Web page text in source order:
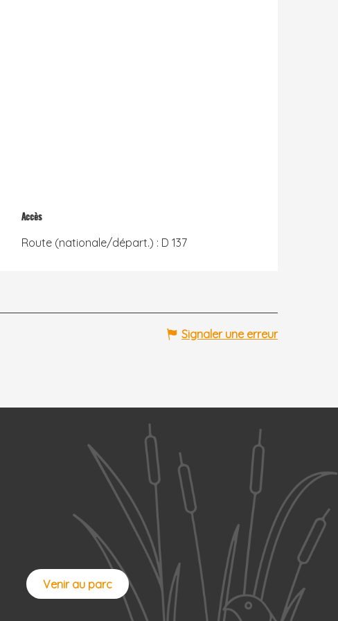
Accès
Accès
Route (nationale/départ.) : D 137
Signaler une erreur
Venir au parc